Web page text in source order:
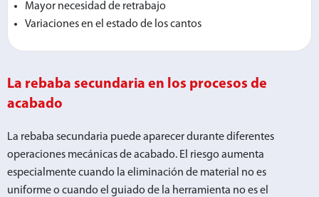
Mayor necesidad de retrabajo
Variaciones en el estado de los cantos
La rebaba secundaria en los procesos de
acabado
La rebaba secundaria puede aparecer durante diferentes
operaciones mecánicas de acabado. El riesgo aumenta
especialmente cuando la eliminación de material no es
uniforme o cuando el guiado de la herramienta no es el